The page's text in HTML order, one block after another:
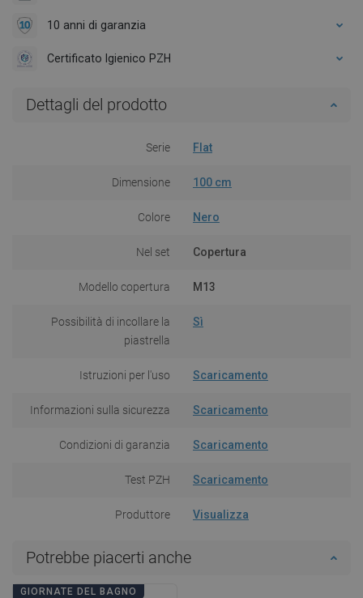
10 anni di garanzia
Certificato Igienico PZH
Dettagli del prodotto
Serie Flat
Dimensione 100 cm
Colore Nero
Nel set Copertura
Modello copertura M13
Possibilità di incollare la
piastrella
Sì
Istruzioni per l'uso Scaricamento
Informazioni sulla sicurezza Scaricamento
Condizioni di garanzia Scaricamento
Test PZH Scaricamento
Produttore Visualizza
Potrebbe piacerti anche
GIORNATE DEL BAGNO